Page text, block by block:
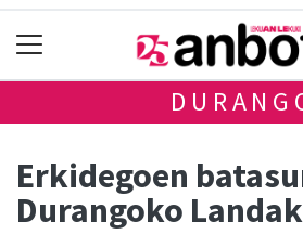
Erkidegoen
Durangoko